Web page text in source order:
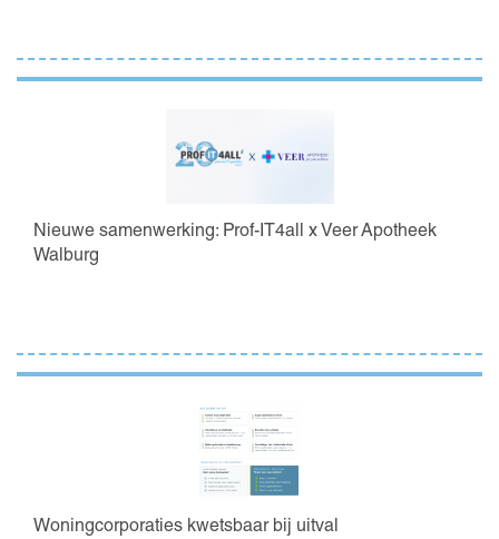
Nieuwe samenwerking: Prof-IT4all x Veer Apotheek
Walburg
Woningcorporaties kwetsbaar bij uitval